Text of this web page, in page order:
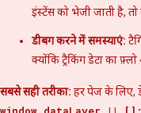
इंस्टेंस को भेजी जाती है,
डीबग करने में समस्याएं:
क्योंकि ट्रैकिंग डेटा का
सबसे सही तरीका: हर पेज के लिए,